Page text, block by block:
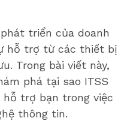
triển của doanh
hỗ trợ từ các thiết bị
Trong bài viết này,
phá tại sao ITSS
trợ bạn trong việc
thông tin.